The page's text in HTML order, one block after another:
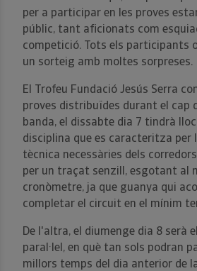
per a participar en les proves
públic, tant aficionats com
competició. Tots els participants
un sorteig amb moltes sorpreses.
El Trofeu Fundació Jesús Serra
proves distribuïdes durant el cap
banda, el dissabte dia 7 tindrà
disciplina que es caracteritza per
tècnica necessàries dels
per un traçat senzill, esgotant al
cronòmetre, ja que guanya qui
completar el circuit en el mínim
De l'altra, el diumenge dia 8 serà
paral·lel, en què tan sols podran
millors temps del dia anterior de